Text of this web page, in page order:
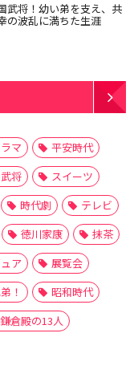
武将！幼い弟を支え、共
の波乱に満ちた生涯
マ
平安時代
将
スイーツ
時代劇
テレビ
徳川家康
抹茶
ア
展覧会
！
昭和時代
鎌倉殿の13人